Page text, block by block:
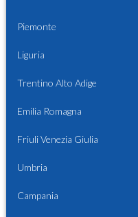
Piemonte
Liguria
Trentino Alto Adige
Emilia Romagna
Friuli Venezia Giulia
Umbria
Campania